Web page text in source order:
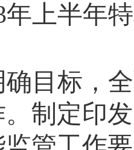
年上半年
确目标，
制定印